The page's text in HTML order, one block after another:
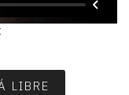
LIBRE